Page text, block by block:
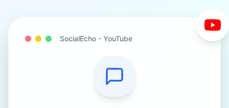
SocialEcho - YouTube